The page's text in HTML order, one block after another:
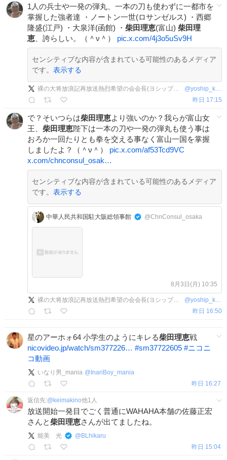
1人の兵士や一発の弾丸、一本の刀も使わずに一都市を
掌握した強者達 ・ノートン一世(ロサンゼルス) ・西郷
隆盛(江戸) ・大泉洋(函館) ・ 柴田理恵(富山) 柴田理
恵 、誇らしい。（＾ν＾） pic.x.com/4j3o5uSv9H
センシティブな内容が含まれている可能性のあるメディア
です。 表示する
裸の大将放浪記再放送熱烈希望の会会長(ヨシップ二等兵) @yoship_krsw
昨日 17:15
で？そいつらは柴田理恵より強いのか？我らが富山女
王、 柴田理恵陛下は一本の刀や一発の弾丸も使う事は
おろか一回たりとも拳を交える事なく富山一国を掌握
しましたよ？（＾ν＾） pic.x.com/af53Tcd9VC
x.com/chnconsul_osak…
センシティブな内容が含まれている可能性のあるメディア
です。 表示する
中華人民共和国駐大阪総領事館 @ChnConsul_osaka
8月3日(月) 10:35
裸の大将放浪記再放送熱烈希望の会会長(ヨシップ二等兵) @yoship_krsw
昨日 16:50
星のアーホォ64 小学生のようにキレる柴田理恵戦
nicovideo.jp/watch/sm377226… #sm37722605 #ニコニ
コ動画
いなり男_mania @ InariBoy_mania
昨日 16:27
返信先:@ keimakino他1 人
放送開始一発目でごく普通にWAHAHA本舗の佐藤正宏
さんと柴田理恵さんが出てましたね。
能美 光 @ BLhikaru
昨日 15:04